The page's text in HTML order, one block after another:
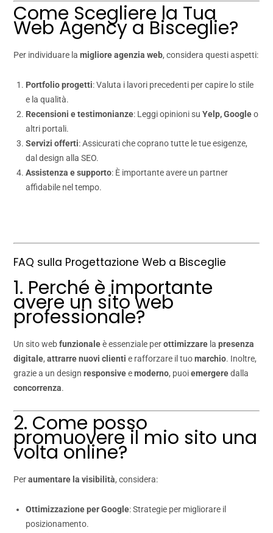
Come Scegliere la Tua
Web Agency a Bisceglie?
Per individuare lamigliore agenzia web, considera questi aspetti:
Portfolio progetti: Valuta i lavori precedenti per capire lo stile
e la qualità.
Recensioni e testimonianze: Leggi opinioni suYelp, Googleo
altri portali.
Servizi offerti: Assicurati che coprano tutte le tue esigenze,
dal design alla SEO.
Assistenza e supporto: È importante avere un partner
affidabile nel tempo.
FAQ sulla Progettazione Web a Bisceglie
1. Perché è importante
avere un sito web
professionale?
Un sito webfunzionaleè essenziale perottimizzare lapresenza
digitale,attrarre nuovi clienti e rafforzare il tuomarchio. Inoltre,
grazie a un designresponsiveemoderno, puoiemergeredalla
concorrenza.
2. Come posso
promuovere il mio sito una
volta online?
Peraumentare la visibilità, considera:
Ottimizzazione per Google: Strategie per migliorare il
posizionamento.